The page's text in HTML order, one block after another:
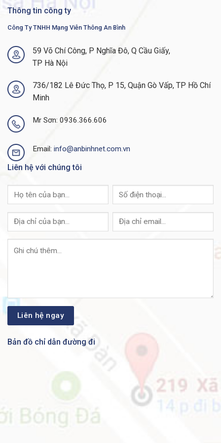
vậy bạn có thể xây dựng một mạng hiệu suất cao và
của mình.
Định tuyến tĩnh lớp 3:
đoạn mạng của mình thành các nhóm làm việc riêng biệt
và giao tiếp qua các VLAN mà không làm giảm hiệu
tuyến nội bộ bằng bộ chuyển mạch của mình và dành bộ
định tuyến của bạn cho lưu lượng truy cập bên ngoài và
bảo mật, giúp mạng của bạn hoạt động hiệu quả hơn.
Cấp nguồn qua Ethernet:
C1200-48T-4Xvà Bộ chuyển mạch series 1200 khả
dụng với PoE+ trên các mẫu Gigabit Ethernet. Khả năng
giám sát video và các giải pháp khác chỉ với một cáp
mạng duy nhất, do đó loại bỏ nhu cầu về nguồn điện
hoặc cáp riêng biệt. PoE+ cung cấp công suất lên tới
Bảo mật mạng:
và Bộ chuyển mạch 1200 Series cung
cấp các tính năng quản lý mạng và bảo mật mà bạn cần
mình, ngăn những người dùng trái phép truy cập mạng
và bảo vệ dữ liệu doanh nghiệp của bạn. Các thiết bị
chuyển mạch bao gồm bảo mật mạng tích hợp để giảm
nguy cơ vi phạm bảo mật, với bảo mật cổng IEEE
802.1X để kiểm soát quyền truy cập vào mạng của bạn,
Thông tin công ty
Công Ty TNHH Mạng Viễn Thông An Bình
59 Võ Chí Công, P Nghĩa Đô, Q Cầu Giấy,
TP Hà Nội
736/182 Lê Đức Thọ, P 15, Quận Gò Vấp, TP Hồ Chí
Minh
Mr Sơn: 0936.366.606
Email: info@anbinhnet.com.vn
Liên hệ với chúng tôi
Bản đồ chỉ dẫn đường đi